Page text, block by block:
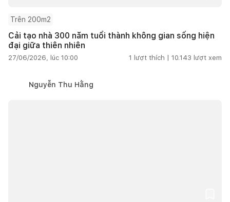
Trên 200m2
Cải tạo nhà 300 năm tuổi thành không gian sống hiện
đại giữa thiên nhiên
27/06/2026, lúc 10:00 1 lượt thích | 10.143 lượt xem
Nguyễn Thu Hằng